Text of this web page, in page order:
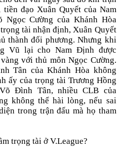
đạo Xuân Quyết của Nam
Cường của Khánh Hòa
tài nhận định, Xuân Quyết
thành đối phương. Nhưng khi
Vũ lại cho Nam Định được
với thủ môn Ngọc Cường.
Tân của Khánh Hòa không
ấy của trọng tài Trương Hồng
Đình Tân, nhiều CLB của
không thể hài lòng, nếu sai
trong trận đấu mà họ tham
trọng tài ở V.League?